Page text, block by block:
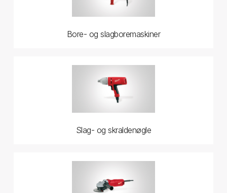
Bore- og slagboremaskiner
Slag- og skraldenøgle